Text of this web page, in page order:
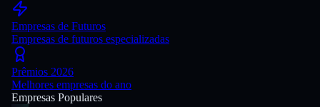
Empresas de Futuros
Empresas de futuros especializadas
Prêmios 2026
Melhores empresas do ano
Empresas Populares